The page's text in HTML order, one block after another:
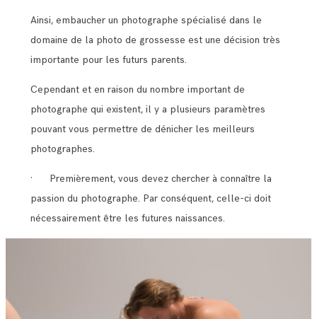
Ainsi, embaucher un photographe spécialisé dans le
domaine de la photo de grossesse est une décision très
importante pour les futurs parents.
Cependant et en raison du nombre important de
photographe qui existent, il y a plusieurs paramètres
pouvant vous permettre de dénicher les meilleurs
photographes.
· Premièrement, vous devez chercher à connaître la
passion du photographe. Par conséquent, celle-ci doit
nécessairement être les futures naissances.